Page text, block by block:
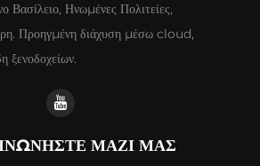
Βασίλειο, Ηνωμένες Πολιτείες,
Προηγμένη διάχυση μέσω cloud,
ξενοδοχείων.
ΜΑΖΙ ΜΑΣ